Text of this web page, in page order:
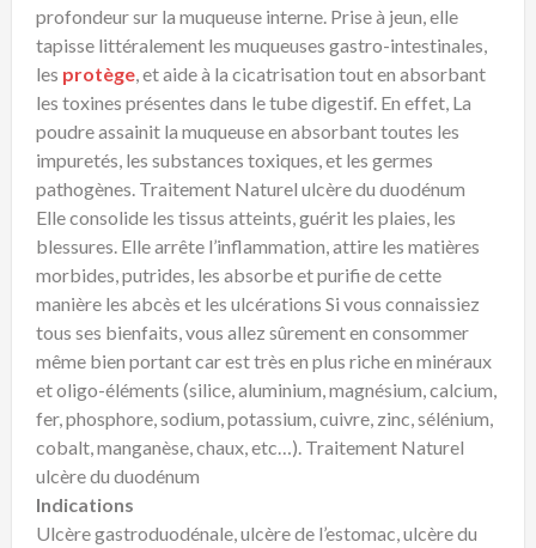
profondeur sur la muqueuse interne. Prise à jeun, elle
tapisse littéralement les muqueuses gastro-intestinales,
les protège , et aide à la cicatrisation tout en absorbant
les toxines présentes dans le tube digestif. En effet, La
poudre assainit la muqueuse en absorbant toutes les
impuretés, les substances toxiques, et les germes
pathogènes. Traitement Naturel ulcère du duodénum
Elle consolide les tissus atteints, guérit les plaies, les
blessures. Elle arrête l’inflammation, attire les matières
morbides, putrides, les absorbe et purifie de cette
manière les abcès et les ulcérations Si vous connaissiez
tous ses bienfaits, vous allez sûrement en consommer
même bien portant car est très en plus riche en minéraux
et oligo-éléments (silice, aluminium, magnésium, calcium,
fer, phosphore, sodium, potassium, cuivre, zinc, sélénium,
cobalt, manganèse, chaux, etc…). Traitement Naturel
ulcère du duodénum
Indications
Ulcère gastroduodénale, ulcère de l’estomac, ulcère du